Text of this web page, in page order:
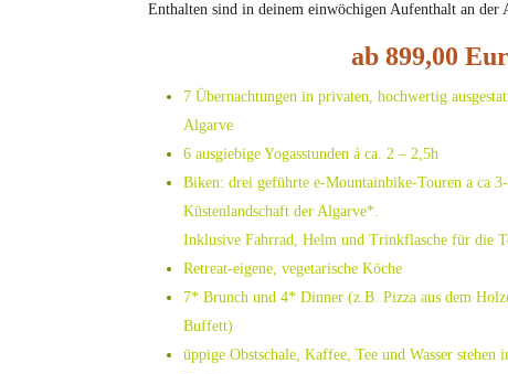
Enthalten sind in deinem einwöchigen Aufenthalt an der
ab 899,00
7 Übernachtungen in privaten, hochwertig
Algarve
6 ausgiebige Yogasstunden á ca. 2 – 2,5h
Biken: drei geführte e-Mountainbike-Touren a ca
Küstenlandschaft der Algarve*.
Inklusive Fahrrad, Helm und Trinkflasche für die
Retreat-eigene, vegetarische Köche
7* Brunch und 4* Dinner (z.B. Pizza aus dem
Buffett)
üppige Obstschale, Kaffee, Tee und Wasser